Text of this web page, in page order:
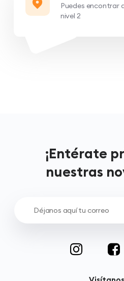
Puedes encontrar
nivel 2
¡Entérate
nuestras